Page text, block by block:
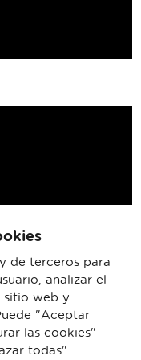
de Vic
'El Vigatà', 1
16
de terceros para
analizar el
sitio web y
"Aceptar
las cookies"
todas"